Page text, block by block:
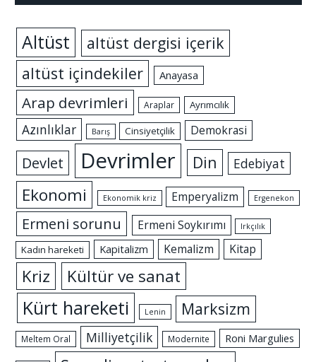
Altüst
altüst dergisi içerik
altüst içindekiler
Anayasa
Arap devrimleri Araplar Ayrımcılık
Azınlıklar Barış Cinsiyetçilik Demokrasi
Devlet Devrimler Din Edebiyat
Ekonomi Ekonomik kriz Emperyalizm Ergenekon
Ermeni sorunu Ermeni Soykırımı Irkçılık
Kadın hareketi Kapitalizm Kemalizm Kitap
Kriz Kültür ve sanat
Kürt hareketi Lenin Marksizm
Meltem Oral Milliyetçilik Modernite Roni Margulies